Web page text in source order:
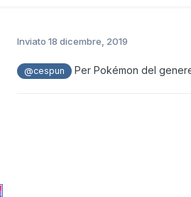
Inviato 18 dicembre, 2019
@cespun Per Pokémon del